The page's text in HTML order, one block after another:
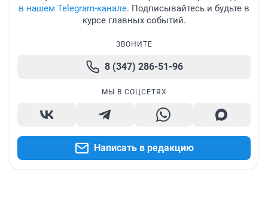
в нашем Telegram-канале. Подписывайтесь и будьте в
курсе главных событий.
ЗВОНИТЕ
8 (347) 286-51-96
МЫ В СОЦСЕТЯХ
Написать в редакцию